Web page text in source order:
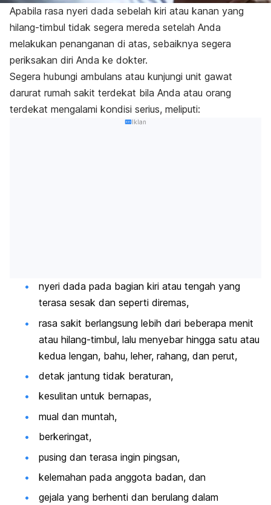
Apabila rasa nyeri dada sebelah kiri atau kanan yang
hilang-timbul tidak segera mereda setelah Anda
melakukan penanganan di atas, sebaiknya segera
periksakan diri Anda ke dokter.
Segera hubungi ambulans atau kunjungi unit gawat
darurat rumah sakit terdekat bila Anda atau orang
terdekat mengalami kondisi serius, meliputi:
Iklan
nyeri dada pada bagian kiri atau tengah yang
terasa sesak dan seperti diremas,
rasa sakit berlangsung lebih dari beberapa menit
atau hilang-timbul, lalu menyebar hingga satu atau
kedua lengan, bahu, leher, rahang, dan perut,
detak jantung tidak beraturan,
kesulitan untuk bernapas,
mual dan muntah,
berkeringat,
pusing dan terasa ingin pingsan,
kelemahan pada anggota badan, dan
gejala yang berhenti dan berulang dalam